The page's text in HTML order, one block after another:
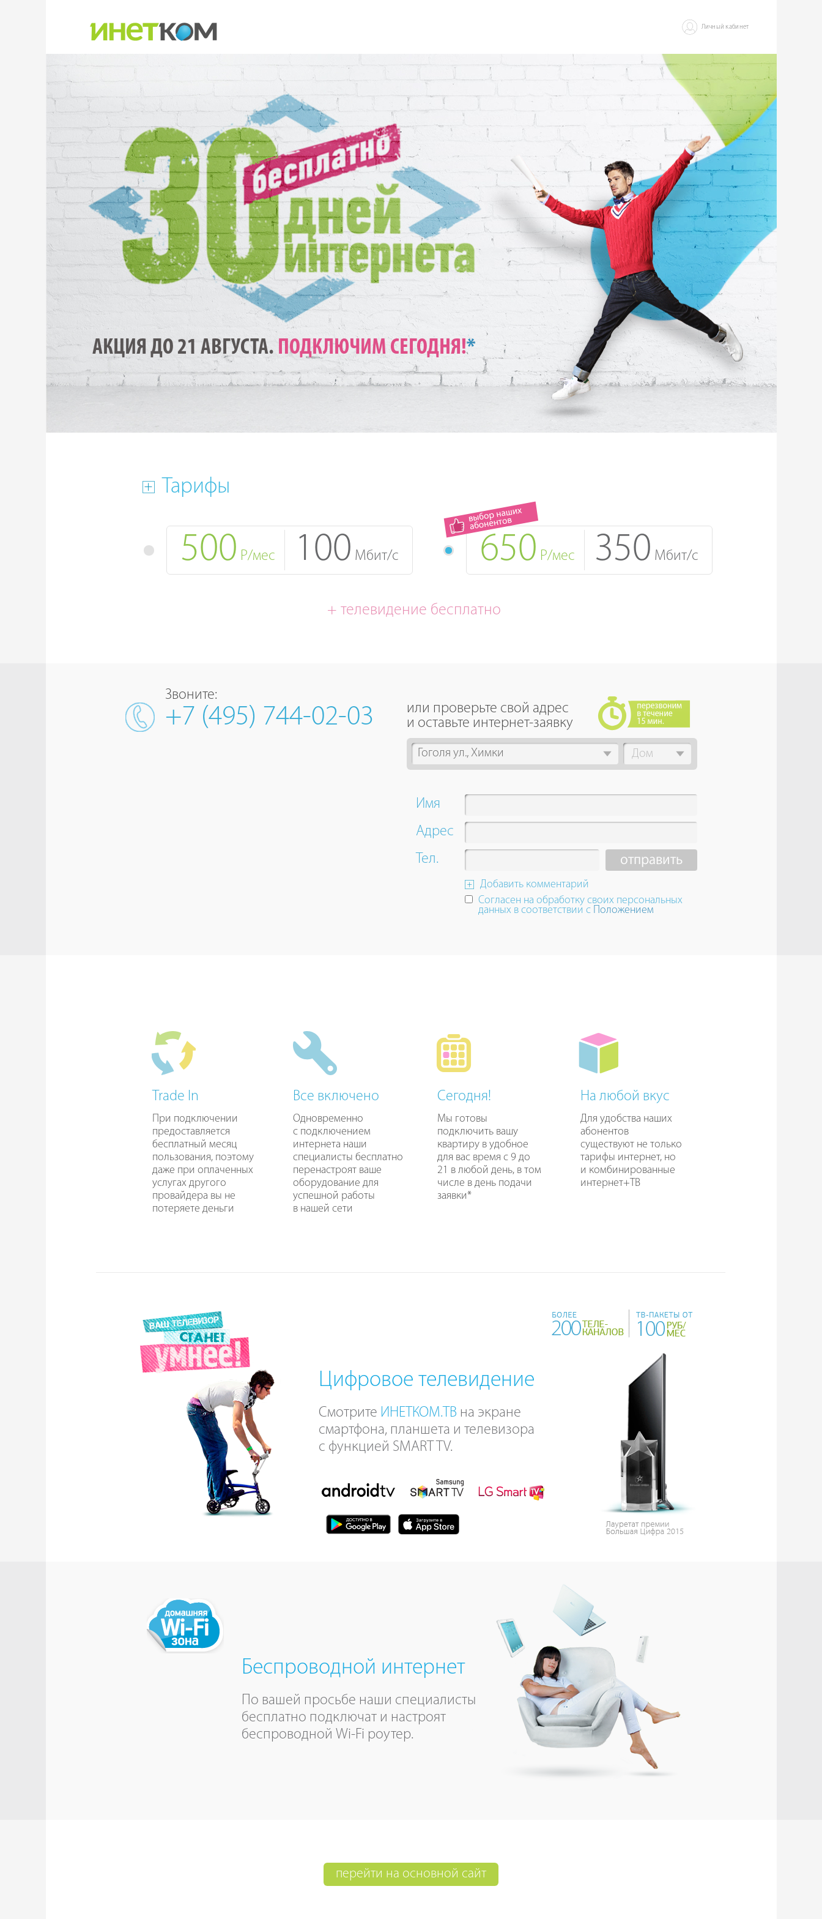
Личный кабинет
АКЦИЯ ДО 21 АВГУСТА. ПОДКЛЮЧИМ СЕГОДНЯ!*
Тарифы
500 Р/мес 100 Мбит/с 650 Р/мес 350 Мбит/с
+ телевидение бесплатно
или проверьте свой адрес
и оставьте интернет-заявку
2
results
available,
use
up
and
down
arrow
Имя
Адрес
Тел.
Добавить комментарий
Согласен на обработку своих персональных
данных в соответствии с Положением
Звоните:
+7 (495) 744-02-03
Trade In
При подключении
предоставляется
бесплатный месяц
пользования, поэтому
даже при оплаченных
услугах другого
провайдера вы не
потеряете деньги
Все включено
Одновременно
с подключением
интернета наши
специалисты бесплатно
перенастроят ваше
оборудование для
успешной работы
в нашей сети
Сегодня!
Мы готовы
подключить вашу
квартиру в удобное
для вас время с 9 до
21 в любой день, в том
числе в день подачи
заявки*
На любой вкус
Для удобства наших
абонентов
существуют не только
тарифы интернет, но
и комбинированные
интернет+ТВ
Цифровое телевидение
Смотрите ИНЕТКОМ.ТВ на экране
смартфона, планшета и телевизора
с функцией SMART TV.
Беспроводной интернет
По вашей просьбе наши специалисты
бесплатно подключат и настроят
беспроводной Wi-Fi роутер.
перейти на основной сайт